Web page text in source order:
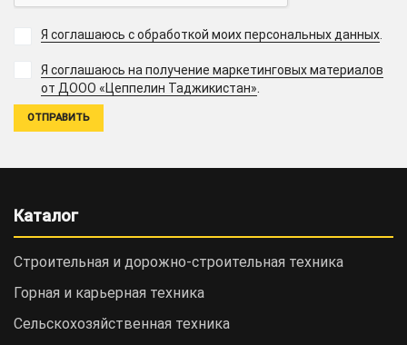
Я соглашаюсь с обработкой моих персональных данных.
Я соглашаюсь на получение маркетинговых материалов
от ДООО «Цеппелин Таджикистан».
Каталог
Строительная и дорожно-cтроительная техника
Горная и карьерная техника
Сельскохозяйственная техника